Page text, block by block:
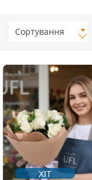
Сортування
ХІТ